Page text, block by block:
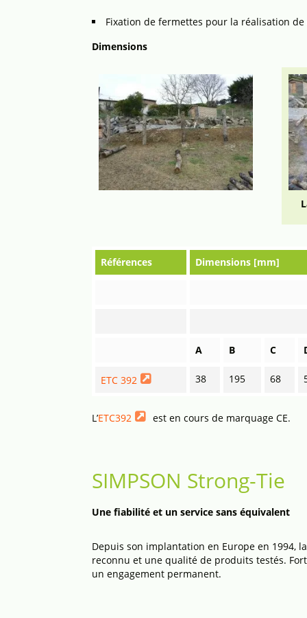
Fixation de fermettes pour la réalisation de
Dimensions
Références Dimensions [mm]
A B C
ETC 392 38 195 68
L’ETC392 est en cours de marquage CE.
SIMPSON Strong-Tie
Une fiabilité et un service sans équivalent
Depuis son implantation en Europe en 1994,
reconnu et une qualité de produits testés.
un engagement permanent.